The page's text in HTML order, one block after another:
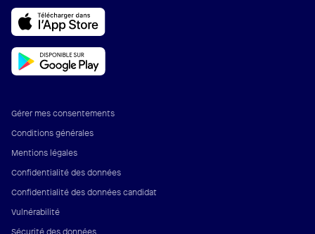
Gérer mes consentements
Conditions générales
Mentions légales
Confidentialité des données
Confidentialité des données candidat
Vulnérabilité